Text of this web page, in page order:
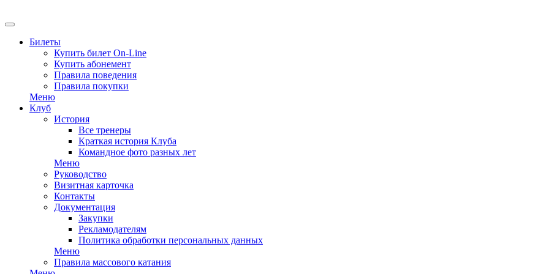
Билеты
Купить билет On-Line
Купить абонемент
Правила поведения
Правила покупки
Меню
Клуб
История
Все тренеры
Краткая история Клуба
Командное фото разных лет
Меню
Руководство
Визитная карточка
Контакты
Документация
Закупки
Рекламодателям
Политика обработки персональных данных
Меню
Правила массового катания